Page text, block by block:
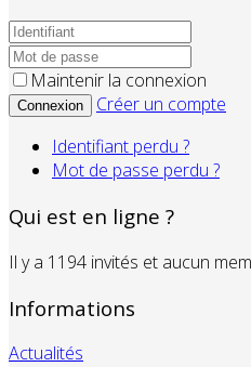
Maintenir la connexion
Connexion
Créer un compte
Identifiant perdu ?
Mot de passe perdu ?
Qui est en ligne ?
Il y a 1194 invités et aucun
Informations
Actualités